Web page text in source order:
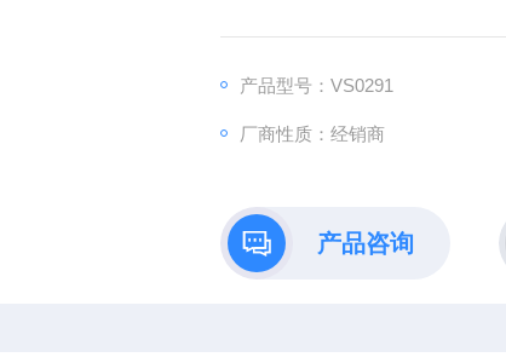
产品型号：VS0291
厂商性质：经销商
产品咨询